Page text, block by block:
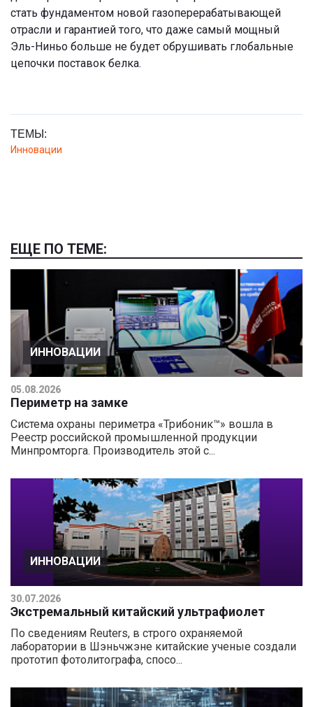
стать фундаментом новой газоперерабатывающей
отрасли и гарантией того, что даже самый мощный
Эль-Ниньо больше не будет обрушивать глобальные
цепочки поставок белка.
ТЕМЫ:
Инновации
ЕЩЕ ПО ТЕМЕ:
ИННОВАЦИИ
05.08.2026
Периметр на замке
Система охраны периметра «Трибоник™» вошла в
Реестр российской промышленной продукции
Минпромторга. Производитель этой с...
ИННОВАЦИИ
30.07.2026
Экстремальный китайский ультрафиолет
По сведениям Reuters, в строго охраняемой
лаборатории в Шэньчжэне китайские ученые создали
прототип фотолитографа, спосо...